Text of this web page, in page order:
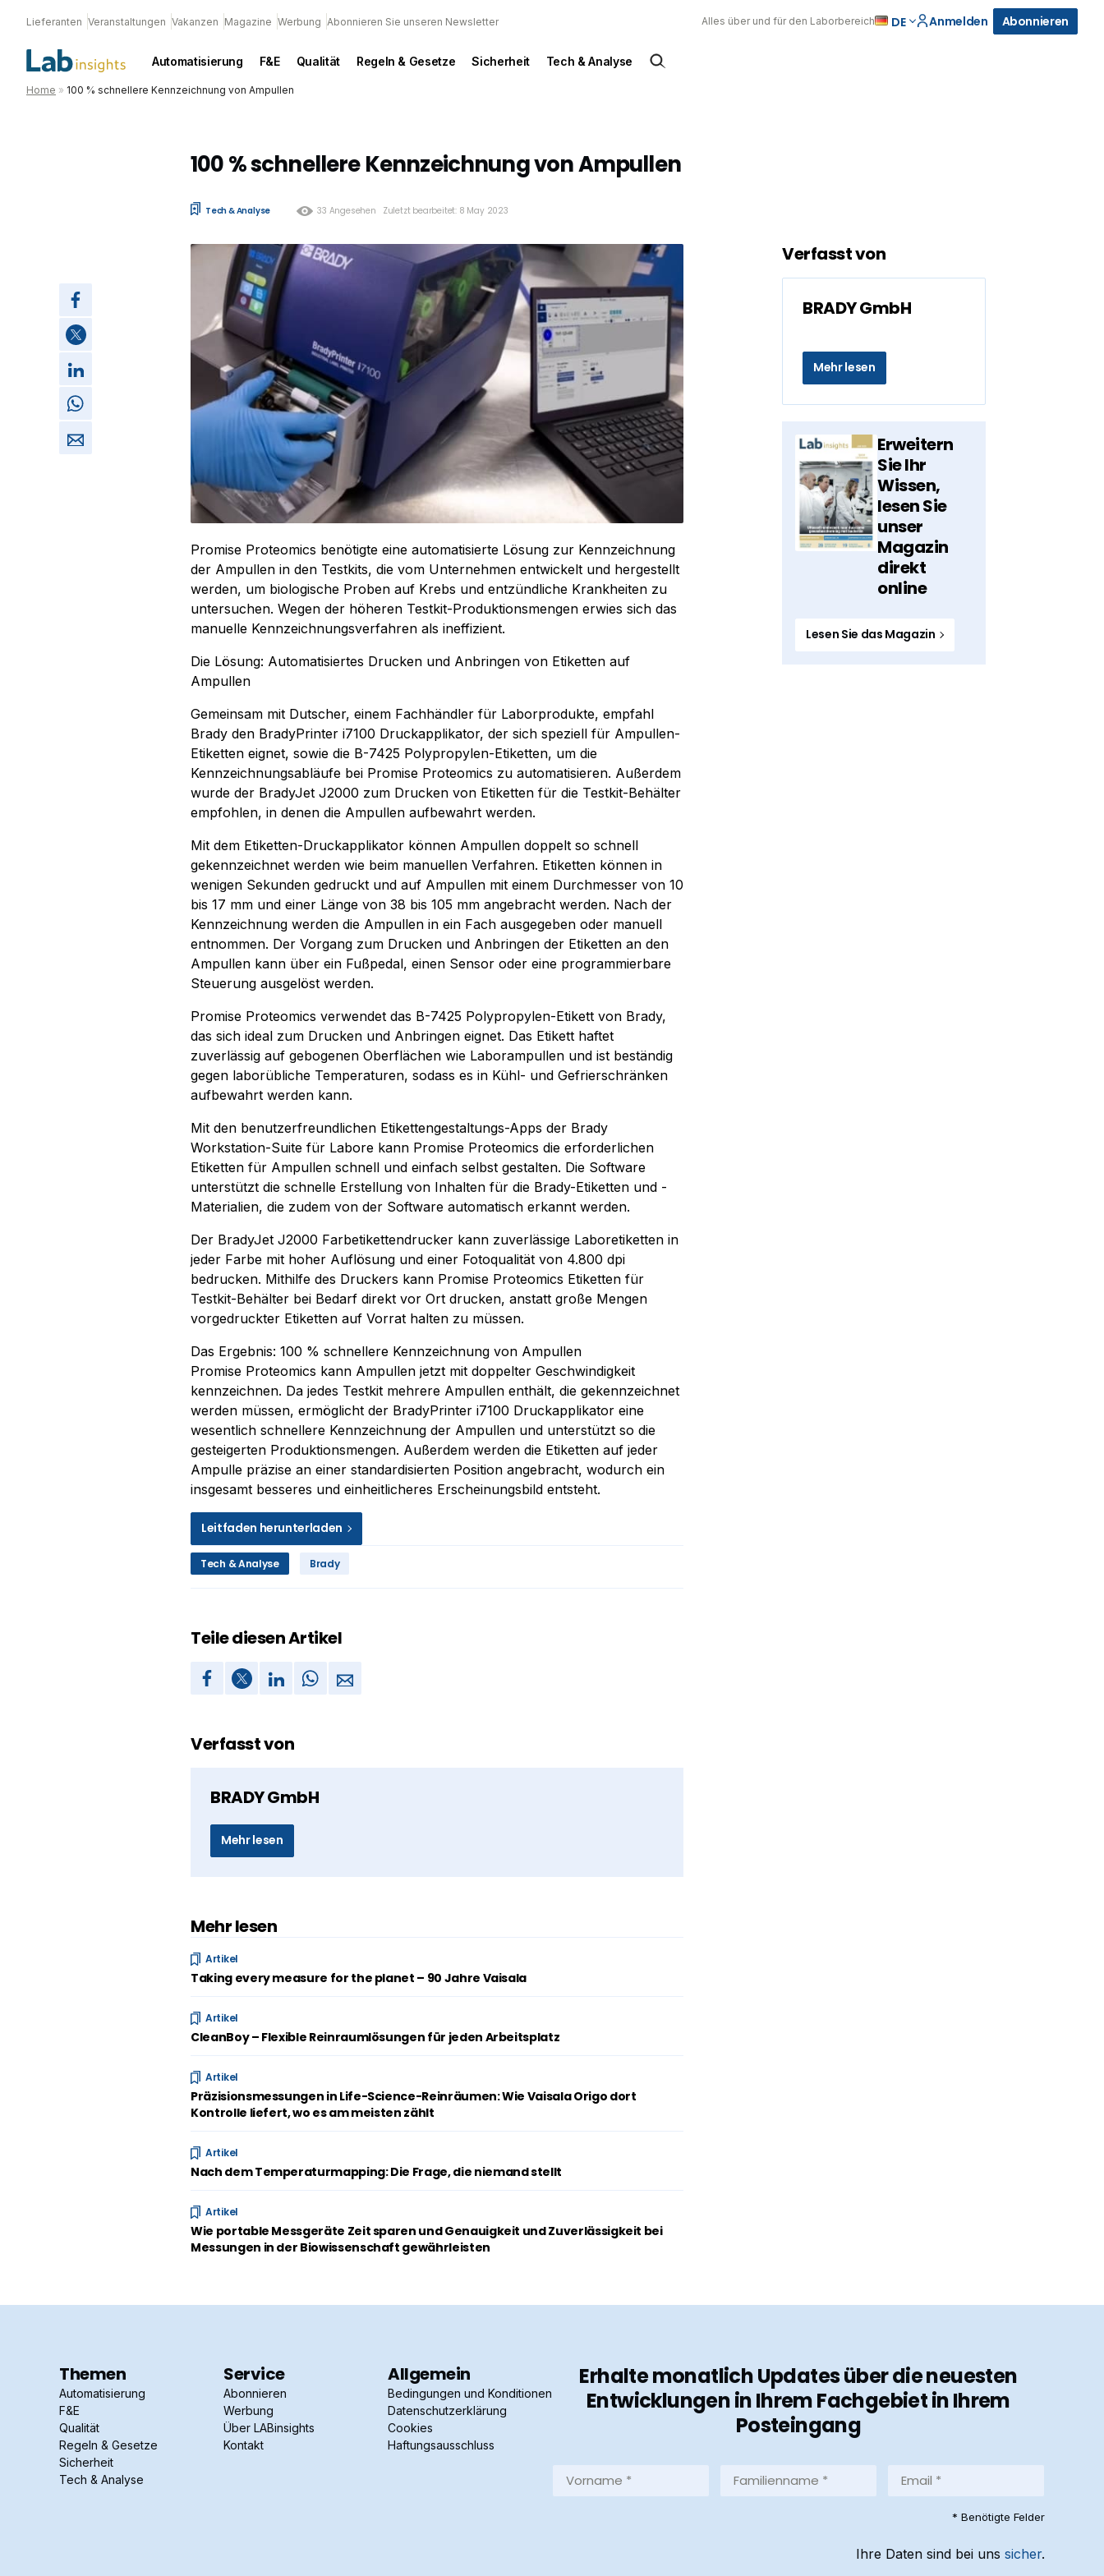
Lieferanten Veranstaltungen Vakanzen Magazine Werbung Abonnieren Sie unseren Newsletter Alles über und für den Laborbereich DE Anmelden Abonnieren
Automatisierung F&E Qualität Regeln & Gesetze Sicherheit Tech & Analyse
Home » 100 % schnellere Kennzeichnung von Ampullen
100 % schnellere Kennzeichnung von Ampullen
Tech & Analyse 33 Angesehen Zuletzt bearbeitet: 8 May 2023
Promise Proteomics benötigte eine automatisierte Lösung zur Kennzeichnung
der Ampullen in den Testkits, die vom Unternehmen entwickelt und hergestellt
werden, um biologische Proben auf Krebs und entzündliche Krankheiten zu
untersuchen. Wegen der höheren Testkit-Produktionsmengen erwies sich das
manuelle Kennzeichnungsverfahren als ineffizient.
Die Lösung: Automatisiertes Drucken und Anbringen von Etiketten auf
Ampullen
Gemeinsam mit Dutscher, einem Fachhändler für Laborprodukte, empfahl
Brady den BradyPrinter i7100 Druckapplikator, der sich speziell für Ampullen-
Etiketten eignet, sowie die B-7425 Polypropylen-Etiketten, um die
Kennzeichnungsabläufe bei Promise Proteomics zu automatisieren. Außerdem
wurde der BradyJet J2000 zum Drucken von Etiketten für die Testkit-Behälter
empfohlen, in denen die Ampullen aufbewahrt werden.
Mit dem Etiketten-Druckapplikator können Ampullen doppelt so schnell
gekennzeichnet werden wie beim manuellen Verfahren. Etiketten können in
wenigen Sekunden gedruckt und auf Ampullen mit einem Durchmesser von 10
bis 17 mm und einer Länge von 38 bis 105 mm angebracht werden. Nach der
Kennzeichnung werden die Ampullen in ein Fach ausgegeben oder manuell
entnommen. Der Vorgang zum Drucken und Anbringen der Etiketten an den
Ampullen kann über ein Fußpedal, einen Sensor oder eine programmierbare
Steuerung ausgelöst werden.
Promise Proteomics verwendet das B-7425 Polypropylen-Etikett von Brady,
das sich ideal zum Drucken und Anbringen eignet. Das Etikett haftet
zuverlässig auf gebogenen Oberflächen wie Laborampullen und ist beständig
gegen laborübliche Temperaturen, sodass es in Kühl- und Gefrierschränken
aufbewahrt werden kann.
Mit den benutzerfreundlichen Etikettengestaltungs-Apps der Brady
Workstation-Suite für Labore kann Promise Proteomics die erforderlichen
Etiketten für Ampullen schnell und einfach selbst gestalten. Die Software
unterstützt die schnelle Erstellung von Inhalten für die Brady-Etiketten und -
Materialien, die zudem von der Software automatisch erkannt werden.
Der BradyJet J2000 Farbetikettendrucker kann zuverlässige Laboretiketten in
jeder Farbe mit hoher Auflösung und einer Fotoqualität von 4.800 dpi
bedrucken. Mithilfe des Druckers kann Promise Proteomics Etiketten für
Testkit-Behälter bei Bedarf direkt vor Ort drucken, anstatt große Mengen
vorgedruckter Etiketten auf Vorrat halten zu müssen.
Das Ergebnis: 100 % schnellere Kennzeichnung von Ampullen
Promise Proteomics kann Ampullen jetzt mit doppelter Geschwindigkeit
kennzeichnen. Da jedes Testkit mehrere Ampullen enthält, die gekennzeichnet
werden müssen, ermöglicht der BradyPrinter i7100 Druckapplikator eine
wesentlich schnellere Kennzeichnung der Ampullen und unterstützt so die
gesteigerten Produktionsmengen. Außerdem werden die Etiketten auf jeder
Ampulle präzise an einer standardisierten Position angebracht, wodurch ein
insgesamt besseres und einheitlicheres Erscheinungsbild entsteht.
Leitfaden herunterladen
Tech & Analyse Brady
Teile diesen Artikel
Verfasst von
BRADY GmbH
Mehr lesen
Mehr lesen
Artikel
Taking every measure for the planet – 90 Jahre Vaisala
Artikel
CleanBoy – Flexible Reinraumlösungen für jeden Arbeitsplatz
Artikel
Präzisionsmessungen in Life-Science-Reinräumen: Wie Vaisala Origo dort
Kontrolle liefert, wo es am meisten zählt
Artikel
Nach dem Temperaturmapping: Die Frage, die niemand stellt
Artikel
Wie portable Messgeräte Zeit sparen und Genauigkeit und Zuverlässigkeit bei
Messungen in der Biowissenschaft gewährleisten
Verfasst von
BRADY GmbH
Mehr lesen
Erweitern
Sie Ihr
Wissen,
lesen Sie
unser
Magazin
direkt
online
Lesen Sie das Magazin
Themen
Automatisierung
F&E
Qualität
Regeln & Gesetze
Sicherheit
Tech & Analyse
Service
Abonnieren
Werbung
Über LABinsights
Kontakt
Allgemein
Bedingungen und Konditionen
Datenschutzerklärung
Cookies
Haftungsausschluss
Erhalte monatlich Updates über die neuesten
Entwicklungen in Ihrem Fachgebiet in Ihrem
Posteingang
Familienname
* Benötigte Felder
Ihre Daten sind bei uns sicher.